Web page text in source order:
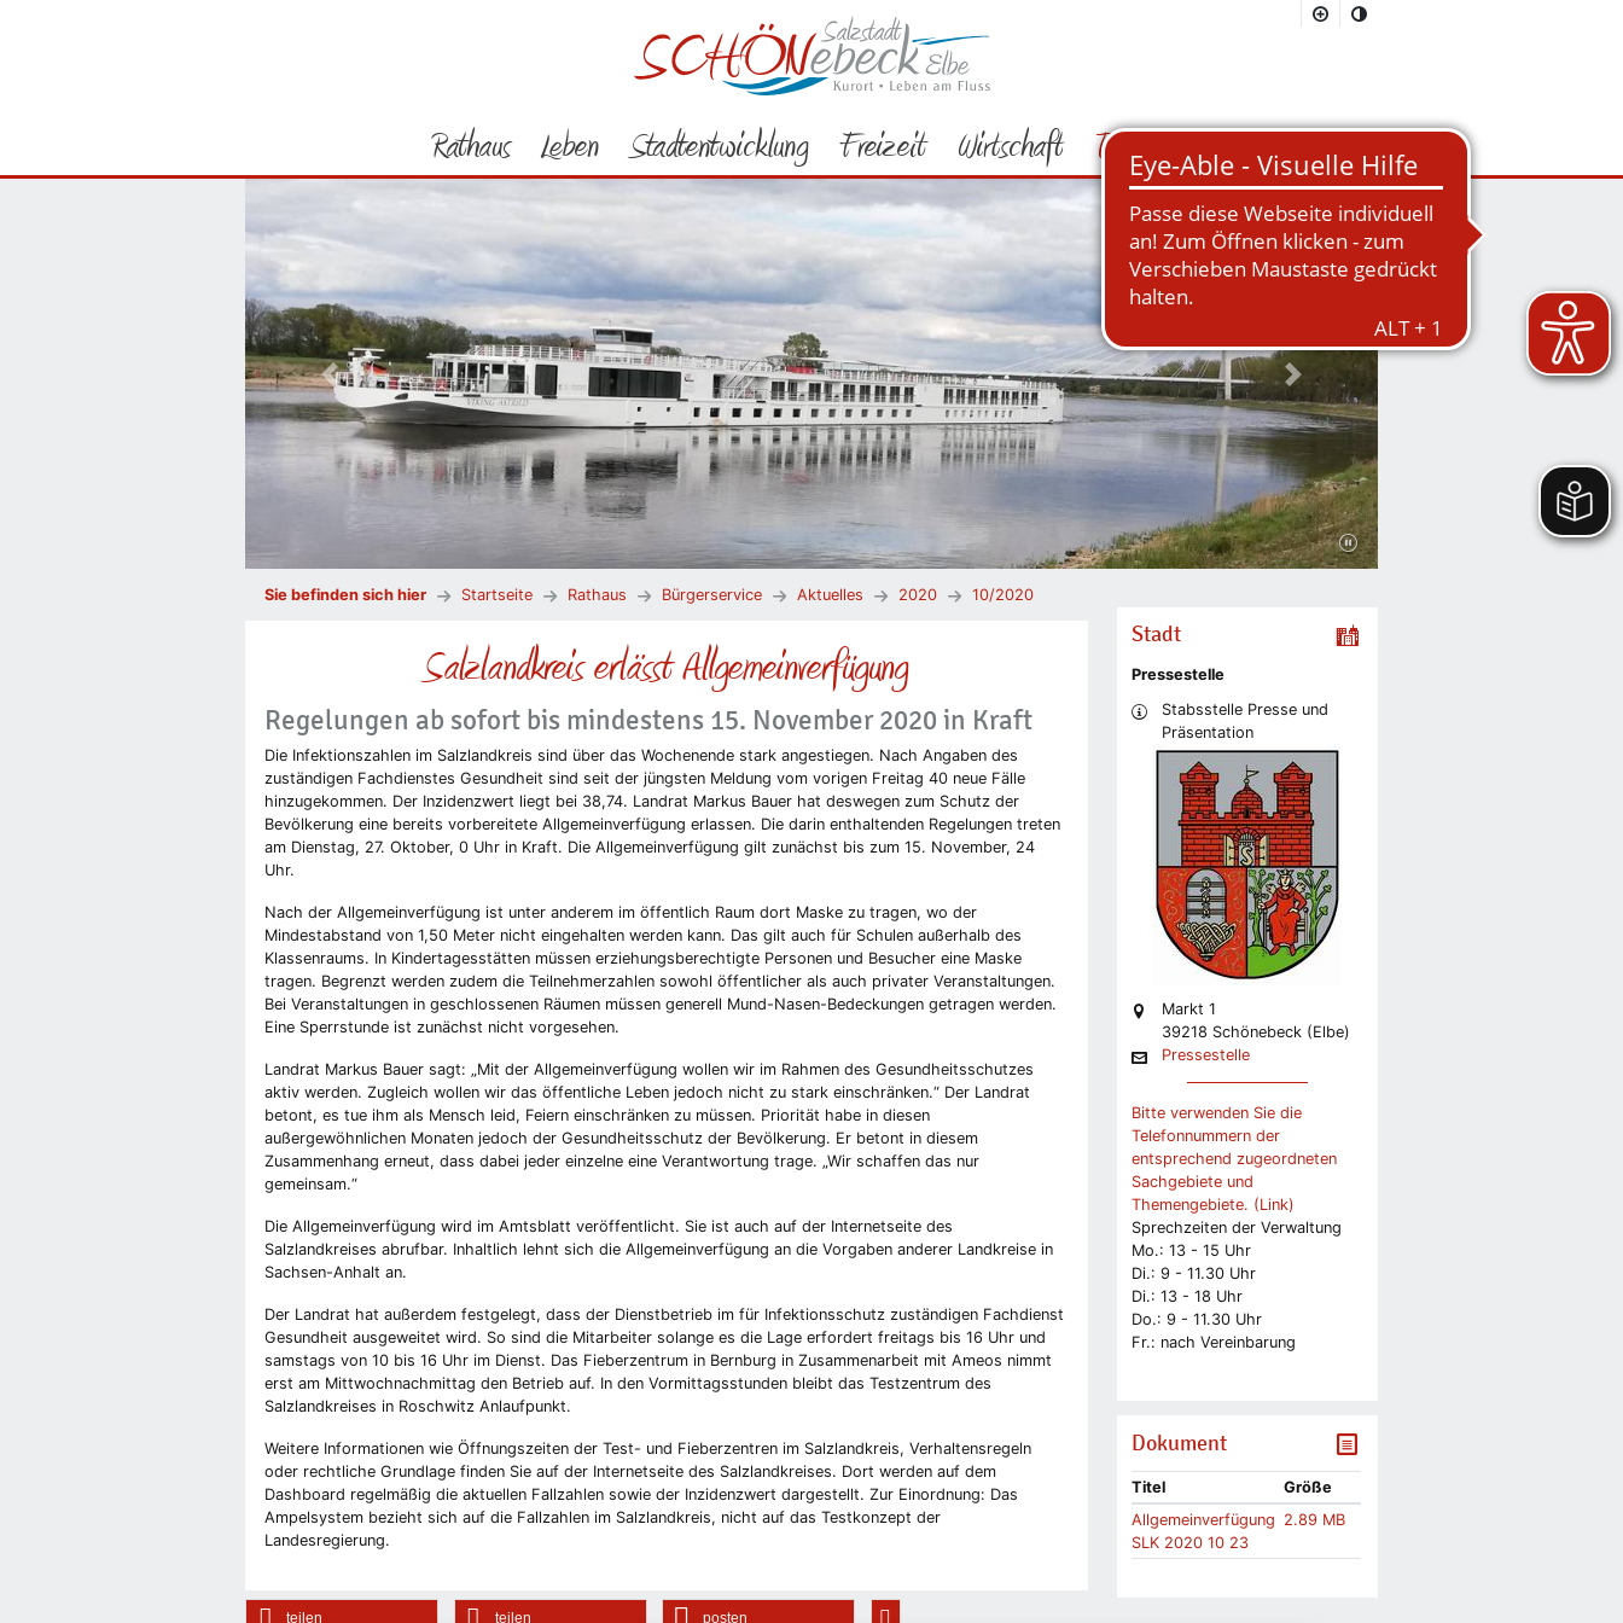
Rathaus Leben Stadtentwicklung Freizeit Wirtschaft Tourismus Suchmaske öffnen/schließen
Vorheriges Bild Nächstes Bild
Sie befinden sich hier Startseite Rathaus Bürgerservice Aktuelles 2020 10/2020
Salzlandkreis erlässt Allgemeinverfügung
Regelungen ab sofort bis mindestens 15. November 2020 in Kraft
Die Infektionszahlen im Salzlandkreis sind über das Wochenende stark angestiegen. Nach Angaben des
zuständigen Fachdienstes Gesundheit sind seit der jüngsten Meldung vom vorigen Freitag 40 neue Fälle
hinzugekommen. Der Inzidenzwert liegt bei 38,74. Landrat Markus Bauer hat deswegen zum Schutz der
Bevölkerung eine bereits vorbereitete Allgemeinverfügung erlassen. Die darin enthaltenden Regelungen treten
am Dienstag, 27. Oktober, 0 Uhr in Kraft. Die Allgemeinverfügung gilt zunächst bis zum 15. November, 24
Uhr.
Nach der Allgemeinverfügung ist unter anderem im öffentlich Raum dort Maske zu tragen, wo der
Mindestabstand von 1,50 Meter nicht eingehalten werden kann. Das gilt auch für Schulen außerhalb des
Klassenraums. In Kindertagesstätten müssen erziehungsberechtigte Personen und Besucher eine Maske
tragen. Begrenzt werden zudem die Teilnehmerzahlen sowohl öffentlicher als auch privater Veranstaltungen.
Bei Veranstaltungen in geschlossenen Räumen müssen generell Mund-Nasen-Bedeckungen getragen werden.
Eine Sperrstunde ist zunächst nicht vorgesehen.
Landrat Markus Bauer sagt: „Mit der Allgemeinverfügung wollen wir im Rahmen des Gesundheitsschutzes
aktiv werden. Zugleich wollen wir das öffentliche Leben jedoch nicht zu stark einschränken.“ Der Landrat
betont, es tue ihm als Mensch leid, Feiern einschränken zu müssen. Priorität habe in diesen
außergewöhnlichen Monaten jedoch der Gesundheitsschutz der Bevölkerung. Er betont in diesem
Zusammenhang erneut, dass dabei jeder einzelne eine Verantwortung trage. „Wir schaffen das nur
gemeinsam.“
Die Allgemeinverfügung wird im Amtsblatt veröffentlicht. Sie ist auch auf der Internetseite des
Salzlandkreises abrufbar. Inhaltlich lehnt sich die Allgemeinverfügung an die Vorgaben anderer Landkreise in
Sachsen-Anhalt an.
Der Landrat hat außerdem festgelegt, dass der Dienstbetrieb im für Infektionsschutz zuständigen Fachdienst
Gesundheit ausgeweitet wird. So sind die Mitarbeiter solange es die Lage erfordert freitags bis 16 Uhr und
samstags von 10 bis 16 Uhr im Dienst. Das Fieberzentrum in Bernburg in Zusammenarbeit mit Ameos nimmt
erst am Mittwochnachmittag den Betrieb auf. In den Vormittagsstunden bleibt das Testzentrum des
Salzlandkreises in Roschwitz Anlaufpunkt.
Weitere Informationen wie Öffnungszeiten der Test- und Fieberzentren im Salzlandkreis, Verhaltensregeln
oder rechtliche Grundlage finden Sie auf der Internetseite des Salzlandkreises. Dort werden auf dem
Dashboard regelmäßig die aktuellen Fallzahlen sowie der Inzidenzwert dargestellt. Zur Einordnung: Das
Ampelsystem bezieht sich auf die Fallzahlen im Salzlandkreis, nicht auf das Testkonzept der
Landesregierung.
teilen teilen posten
Stadt
Pressestelle
Stabsstelle Presse und
Präsentation
Markt 1
39218 Schönebeck (Elbe)
Pressestelle
Bitte verwenden Sie die
Telefonnummern der
entsprechend zugeordneten
Sachgebiete und
Themengebiete. (Link)
Sprechzeiten der Verwaltung
Mo.: 13 - 15 Uhr
Di.: 9 - 11.30 Uhr
Di.: 13 - 18 Uhr
Do.: 9 - 11.30 Uhr
Fr.: nach Vereinbarung
Dokument
Titel
Größe
Allgemeinverfügung
SLK 2020 10 23
2.89 MB